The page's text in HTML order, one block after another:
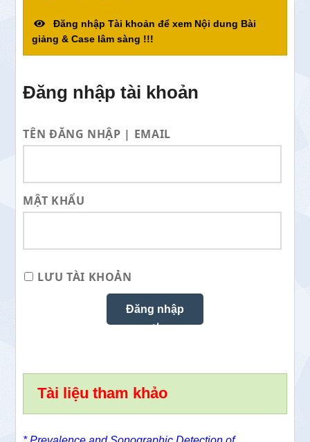
Đăng nhập Tài khoản để xem Nội dung Bài
giảng & Case lâm sàng !!!
Đăng nhập tài khoản
TÊN ĐĂNG NHẬP | EMAIL
MẬT KHẨU
LƯU TÀI KHOẢN
Tài liệu tham khảo